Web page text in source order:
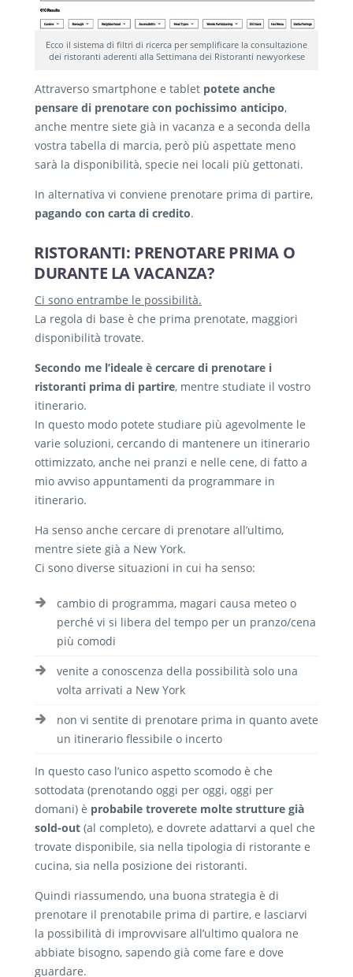
Ecco il sistema di filtri di ricerca per semplificare la consultazione
dei ristoranti aderenti alla Settimana dei Ristoranti newyorkese
Attraverso smartphone e tablet potete anche
pensare di prenotare con pochissimo anticipo,
anche mentre siete già in vacanza e a seconda della
vostra tabella di marcia, però più aspettate meno
sarà la disponibilità, specie nei locali più gettonati.
In alternativa vi conviene prenotare prima di partire,
pagando con carta di credito.
RISTORANTI: PRENOTARE PRIMA O
DURANTE LA VACANZA?
Ci sono entrambe le possibilità.
La regola di base è che prima prenotate, maggiori
disponibilità trovate.
Secondo me l’ideale è cercare di prenotare i
ristoranti prima di partire, mentre studiate il vostro
itinerario.
In questo modo potete studiare più agevolmente le
varie soluzioni, cercando di mantenere un itinerario
ottimizzato, anche nei pranzi e nelle cene, di fatto a
mio avviso appuntamenti da programmare in
itinerario.
Ha senso anche cercare di prenotare all’ultimo,
mentre siete già a New York.
Ci sono diverse situazioni in cui ha senso:
cambio di programma, magari causa meteo o
perché vi si libera del tempo per un pranzo/cena
più comodi
venite a conoscenza della possibilità solo una
volta arrivati a New York
non vi sentite di prenotare prima in quanto avete
un itinerario flessibile o incerto
In questo caso l’unico aspetto scomodo è che
sottodata (prenotando oggi per oggi, oggi per
domani) è probabile troverete molte strutture già
sold-out (al completo), e dovrete adattarvi a quel che
trovate disponibile, sia nella tipologia di ristorante e
cucina, sia nella posizione dei ristoranti.
Quindi riassumendo, una buona strategia è di
prenotare il prenotabile prima di partire, e lasciarvi
la possibilità di improvvisare all’ultimo qualora ne
abbiate bisogno, sapendo già come fare e dove
guardare.